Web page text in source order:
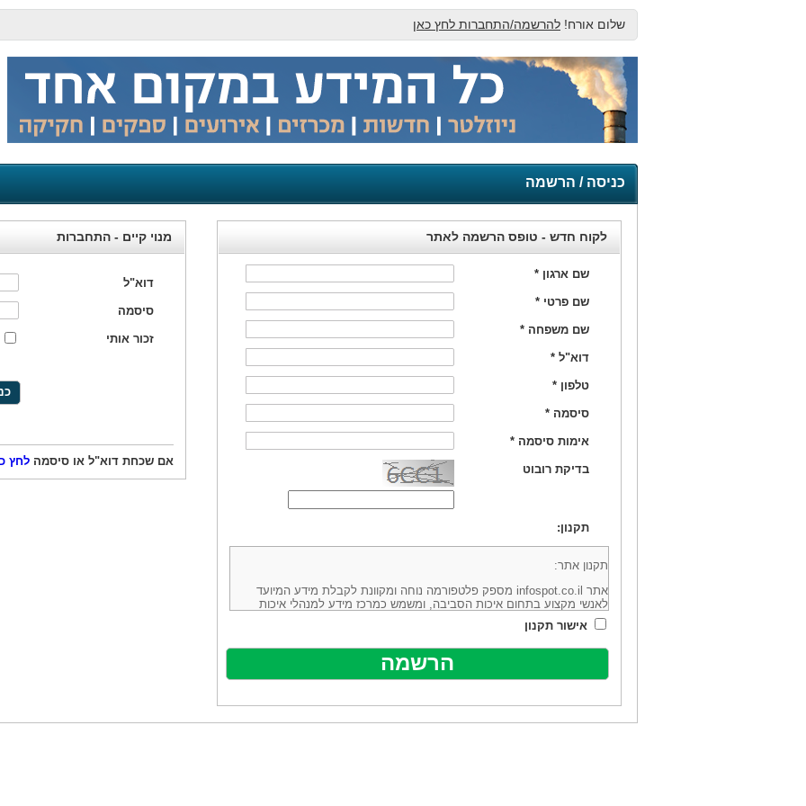
שלום אורח! להרשמה/התחברות לחץ כאן
כניסה / הרשמה
מנוי קיים - התחברות
דוא"ל
סיסמה
זכור אותי
אם שכחת דוא"ל או סיסמה לחץ
לקוח חדש - טופס הרשמה לאתר
שם ארגון *
שם פרטי *
שם משפחה *
דוא"ל *
טלפון *
סיסמה *
אימות סיסמה *
בדיקת רובוט
תקנון:
תקנון אתר:
אתר infospot.co.il מספק פלטפורמה נוחה ומקוונת לקבלת מידע המיועד
לאנשי מקצוע בתחום איכות הסביבה, ומשמש כמרכז מידע למנהלי איכות
סביבה (להלן: "המידע"). האתר בבעלותה ובניהולה של חברת יזמות וידע
מיקוד 6113102 ובדוא"ל: office@infospot.co.il (להלן: "האתר").
האתר אינו מספק את השירותים המפורסמים באתר ע"י ספקים שונים, איננו
מוכר את השירות המוצע באתר ע"י ספקים שונים, איננו מעורב במתן השירות
אלקטרונית של פרסום עבור נותני שירותים אלו. במילים אחרות, האחריות על
ביצוע העסקה בין הגולשים לבין המפרסמים נותני השירות ואיכותה מוטלת על
אישור תקנון